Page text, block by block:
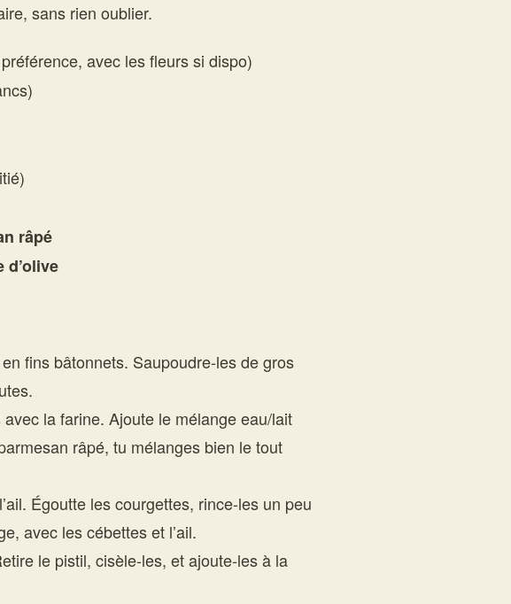
sans rien oublier.
avec les fleurs si dispo)
râpé
d’olive
fins bâtonnets. Saupoudre-les de gros
la farine. Ajoute le mélange eau/lait
râpé, tu mélanges bien le tout
Égoutte les courgettes, rince-les un peu
avec les cébettes et l’ail.
le pistil, cisèle-les, et ajoute-les à la